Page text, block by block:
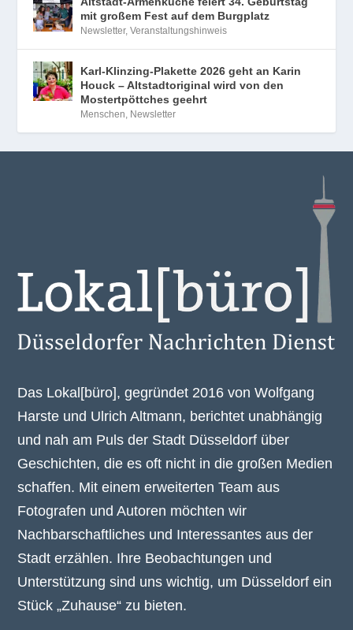
mit großem Fest auf dem Burgplatz
Newsletter,Veranstaltungshinweis
Karl-Klinzing-Plakette 2026 geht an Karin
Houck – Altstadtoriginal wird von den
Mostertpöttches geehrt
Menschen Newsletter
Das Lokal[büro], gegründet 2016 von Wolfgang
Harste und Ulrich Altmann, berichtet unabhängig
und nah am Puls der Stadt Düsseldorf über
Geschichten, die es oft nicht in die großen Medien
schaffen. Mit einem erweiterten Team aus
Fotografen und Autoren möchten wir
Nachbarschaftliches und Interessantes aus der
Stadt erzählen. Ihre Beobachtungen und
Unterstützung sind uns wichtig, um Düsseldorf ein
Stück „Zuhause“ zu bieten.